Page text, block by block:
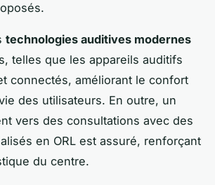
technologies auditives modernes
telles que les appareils auditifs
connectés, améliorant le confort
des utilisateurs. En outre, un
vers des consultations avec des
en ORL est assuré, renforçant
du centre.